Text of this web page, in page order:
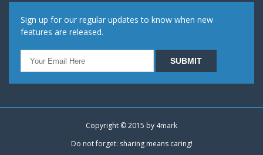
Sign up for our regular updates to know when new
features are released.
Copyright © 2015 by 4mark
Do not forget: sharing means caring!